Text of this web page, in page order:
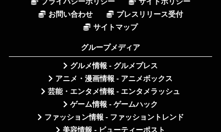
プライバシーポリシー
サイトポリシー
お問い合わせ
プレスリリース受付
サイトマップ
グループメディア
グルメ情報 - グルメプレス
アニメ・漫画情報 - アニメボックス
芸能・エンタメ情報 - エンタメラッシュ
ゲーム情報 - ゲームハック
ファッション情報 - ファッショントレンド
美容情報 - ビューティーポスト